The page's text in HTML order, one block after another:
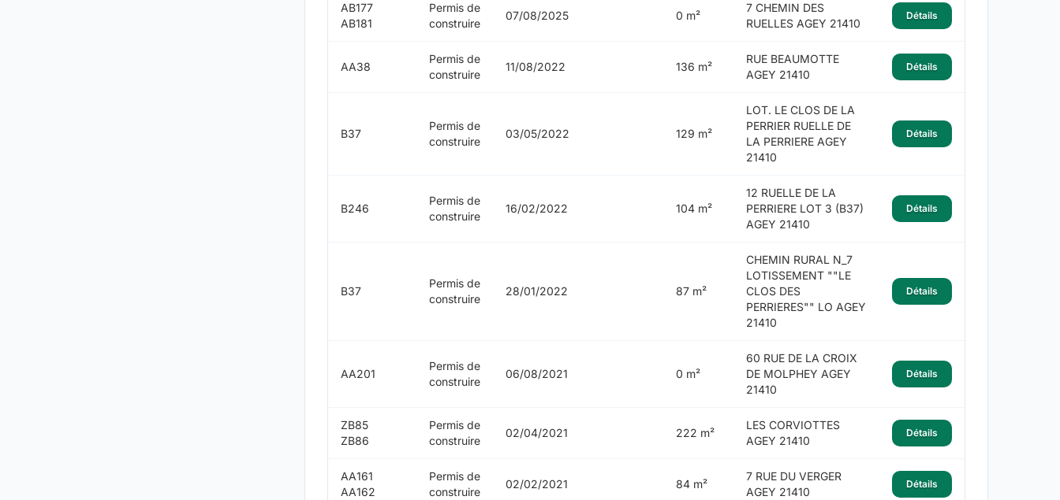
AB177
AB181
Permis de
construire
07/08/2025 0 m²
7 CHEMIN DES
RUELLES AGEY 21410
Détails
AA38
Permis de
construire
11/08/2022 136 m²
RUE BEAUMOTTE
AGEY 21410
Détails
B37
Permis de
construire
03/05/2022 129 m²
LOT. LE CLOS DE LA
PERRIER RUELLE DE
LA PERRIERE AGEY
21410
Détails
B246
Permis de
construire
16/02/2022 104 m²
12 RUELLE DE LA
PERRIERE LOT 3 (B37)
AGEY 21410
Détails
B37
Permis de
construire
28/01/2022 87 m²
CHEMIN RURAL N_7
LOTISSEMENT ""LE
CLOS DES
PERRIERES"" LO AGEY
21410
Détails
AA201
Permis de
construire
06/08/2021 0 m²
60 RUE DE LA CROIX
DE MOLPHEY AGEY
21410
Détails
ZB85
ZB86
Permis de
construire
02/04/2021 222 m²
LES CORVIOTTES
AGEY 21410
Détails
AA161
AA162
Permis de
construire
02/02/2021 84 m²
7 RUE DU VERGER
AGEY 21410
Détails